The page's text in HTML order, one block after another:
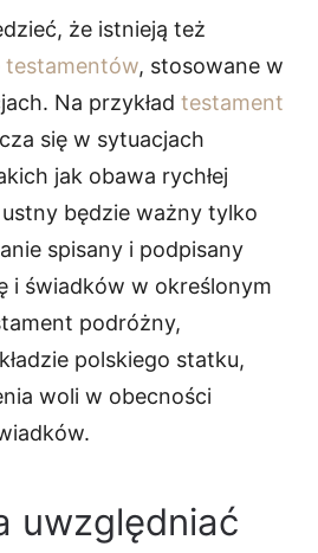
że istnieją też
testamentów, stosowane w
Na przykład testament
się w sytuacjach
jak obawa rychłej
będzie ważny tylko
spisany i podpisany
i świadków w określonym
podróżny,
polskiego statku,
woli w obecności
uwzględniać